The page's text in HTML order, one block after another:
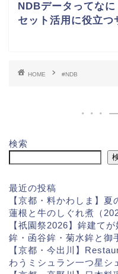
NDBデータってな
セット活用に役立つ
HOME #NDB
検索
最近の投稿
【京都・料かわしま】
蓮根と牛のしぐれ煮（
【祇園祭2026】鉾建て
鉾・函谷鉾・菊水鉾と御
【京都・今出川】
わうミシュラン一つ星シ